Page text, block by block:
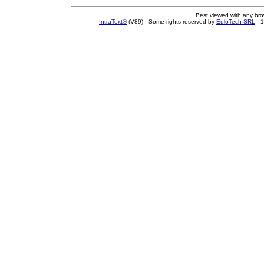
Best viewed with any
IntraText®(V89) - Some rights reserved by EuloTech SRL -